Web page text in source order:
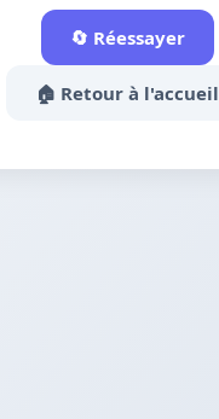
🔄 Réessayer
🏠 Retour à l'accueil